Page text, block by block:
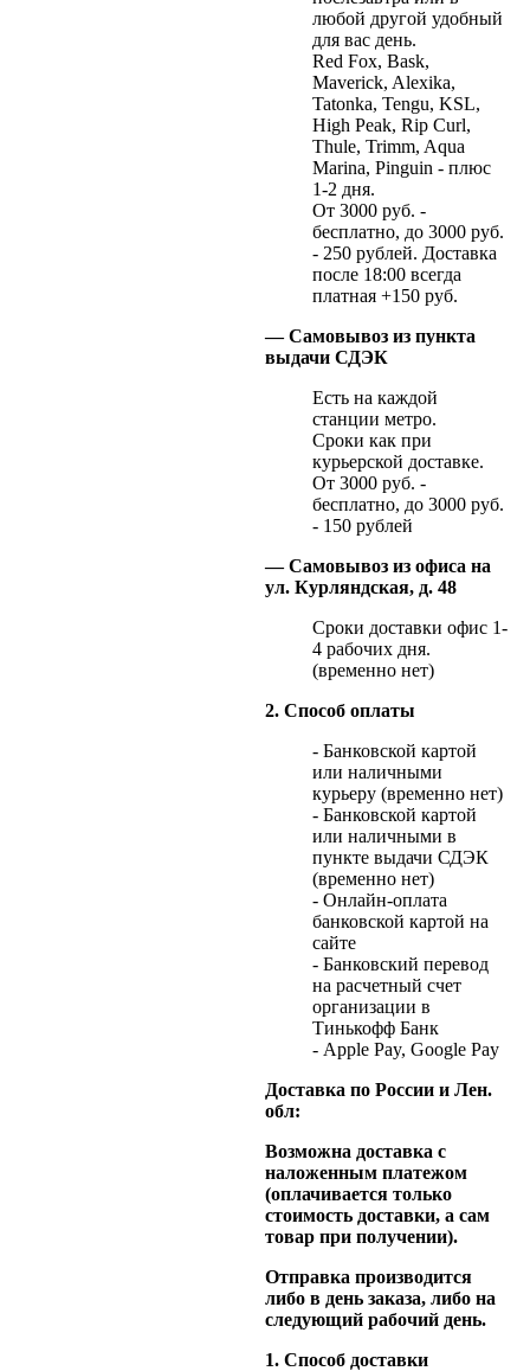
любой другой удобный
для вас день.
Red Fox, Bask,
Maverick, Alexika,
Tatonka, Tengu, KSL,
High Peak, Rip Curl,
Thule, Trimm, Aqua
Marina, Pinguin - плюс
1-2 дня.
От 3000 руб. -
бесплатно, до 3000 руб.
- 250 рублей. Доставка
после 18:00 всегда
платная +150 руб.
— Самовывоз из пункта
выдачи СДЭК
Есть на каждой
станции метро.
Сроки как при
курьерской доставке.
От 3000 руб. -
бесплатно, до 3000 руб.
- 150 рублей
— Самовывоз из офиса на
ул. Курляндская, д. 48
Сроки доставки офис 1-
4 рабочих дня.
(временно нет)
2. Способ оплаты
- Банковской картой
или наличными
курьеру (временно нет)
- Банковской картой
или наличными в
пункте выдачи СДЭК
(временно нет)
- Онлайн-оплата
банковской картой на
сайте
- Банковский перевод
на расчетный счет
организации в
Тинькофф Банк
- Apple Pay, Google Pay
Доставка по России и Лен.
обл:
Возможна доставка с
наложенным платежом
(оплачивается только
стоимость доставки, а сам
товар при получении).
Отправка производится
либо в день заказа, либо на
следующий рабочий день.
1. Способ доставки